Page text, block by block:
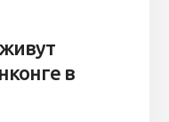
в